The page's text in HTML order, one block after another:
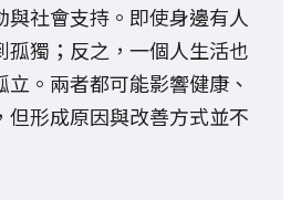
與社會支持。即使身邊有人
孤獨；反之，一個人生活也
。兩者都可能影響健康、
但形成原因與改善方式並不